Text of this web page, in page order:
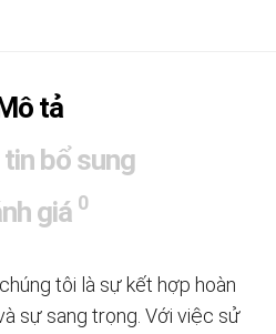
tả
bổ sung
giá 0
tôi là sự kết hợp hoàn
sự sang trọng. Với việc sử